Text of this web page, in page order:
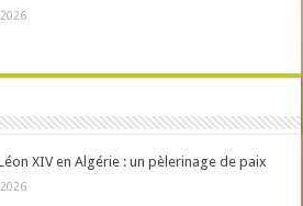
XIV en Algérie : un pèlerinage de paix